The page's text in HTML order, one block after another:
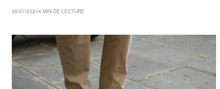
05/07/20214 MIN DE LECTURE